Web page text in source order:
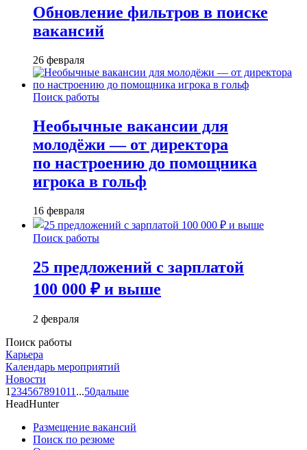
Обновление фильтров в поиске
вакансий
26 февраля
Поиск работы
Необычные вакансии для
молодёжи — от директора
по настроению до помощника
игрока в гольф
16 февраля
Поиск работы
25 предложений с зарплатой
100 000 ₽ и выше
2 февраля
Поиск работы
Карьера
Календарь мероприятий
Новости
1 234567891011 ...50дальше
HeadHunter
Размещение вакансий
Поиск по резюме